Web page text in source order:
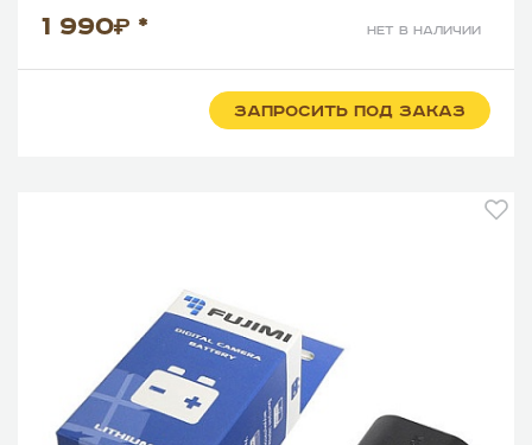
1 990 * нет в наличии
ЗАПРОСИТЬ ПОД ЗАКАЗ